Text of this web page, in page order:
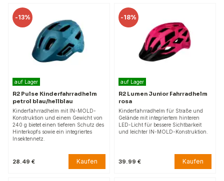
-13%
auf Lager
R2 Pulse Kinderfahrradhelm
petrol blau/hellblau
Kinderfahrradhelm mit IN-MOLD-
Konstruktion und einem Gewicht von
240 g bietet einen tieferen Schutz des
Hinterkopfs sowie ein integriertes
Insektennetz.
28.49 € Kaufen
-18%
auf Lager
R2 Lumen Junior Fahrradhelm
rosa
Kinderfahrradhelm für Straße und
Gelände mit integriertem hinteren
LED-Licht für bessere Sichtbarkeit
und leichter IN-MOLD-Konstruktion.
39.99 € Kaufen